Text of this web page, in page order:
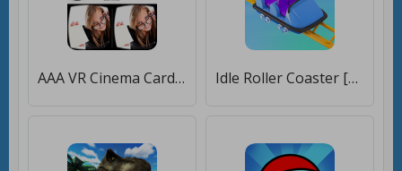
AAA VR Cinema Cardboard 3D SBS [Полная версия] Idle Roller Coaster [Бесплатные покупки]